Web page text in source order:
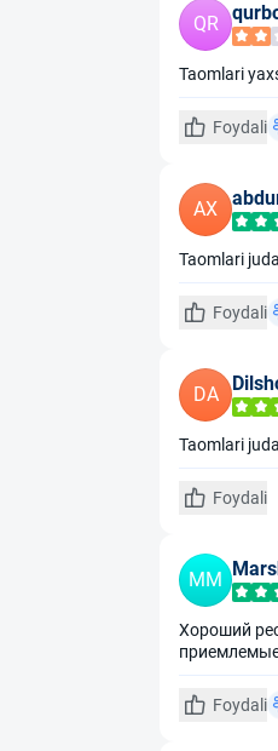
QR
Taomlari
Foydali
AX
Taomlari
Foydali
DA
Taomlari
Foydali
MM
Хороший
Foydali